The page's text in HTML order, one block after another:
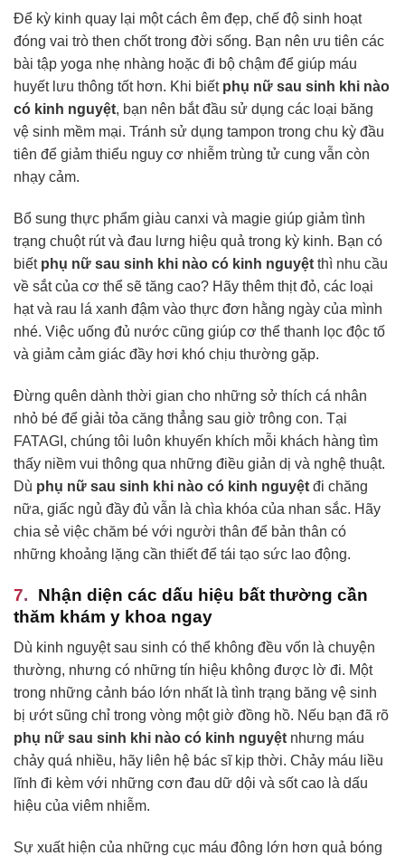
Để kỳ kinh quay lại một cách êm đẹp, chế độ sinh hoạt
đóng vai trò then chốt trong đời sống. Bạn nên ưu tiên các
bài tập yoga nhẹ nhàng hoặc đi bộ chậm để giúp máu
huyết lưu thông tốt hơn. Khi biết phụ nữ sau sinh khi nào
có kinh nguyệt, bạn nên bắt đầu sử dụng các loại băng
vệ sinh mềm mại. Tránh sử dụng tampon trong chu kỳ đầu
tiên để giảm thiểu nguy cơ nhiễm trùng tử cung vẫn còn
nhạy cảm.
Bổ sung thực phẩm giàu canxi và magie giúp giảm tình
trạng chuột rút và đau lưng hiệu quả trong kỳ kinh. Bạn có
biết phụ nữ sau sinh khi nào có kinh nguyệt thì nhu cầu
về sắt của cơ thể sẽ tăng cao? Hãy thêm thịt đỏ, các loại
hạt và rau lá xanh đậm vào thực đơn hằng ngày của mình
nhé. Việc uống đủ nước cũng giúp cơ thể thanh lọc độc tố
và giảm cảm giác đầy hơi khó chịu thường gặp.
Đừng quên dành thời gian cho những sở thích cá nhân
nhỏ bé để giải tỏa căng thẳng sau giờ trông con. Tại
FATAGI, chúng tôi luôn khuyến khích mỗi khách hàng tìm
thấy niềm vui thông qua những điều giản dị và nghệ thuật.
Dù phụ nữ sau sinh khi nào có kinh nguyệt đi chăng
nữa, giấc ngủ đầy đủ vẫn là chìa khóa của nhan sắc. Hãy
chia sẻ việc chăm bé với người thân để bản thân có
những khoảng lặng cần thiết để tái tạo sức lao động.
Nhận diện các dấu hiệu bất thường cần
thăm khám y khoa ngay
Dù kinh nguyệt sau sinh có thể không đều vốn là chuyện
thường, nhưng có những tín hiệu không được lờ đi. Một
trong những cảnh báo lớn nhất là tình trạng băng vệ sinh
bị ướt sũng chỉ trong vòng một giờ đồng hồ. Nếu bạn đã rõ
phụ nữ sau sinh khi nào có kinh nguyệt nhưng máu
chảy quá nhiều, hãy liên hệ bác sĩ kịp thời. Chảy máu liều
lĩnh đi kèm với những cơn đau dữ dội và sốt cao là dấu
hiệu của viêm nhiễm.
Sự xuất hiện của những cục máu đông lớn hơn quả bóng